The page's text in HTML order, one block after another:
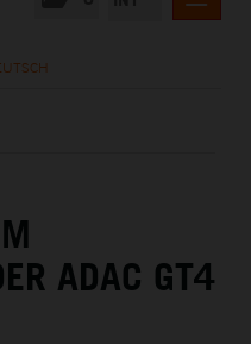
ADAC GT4